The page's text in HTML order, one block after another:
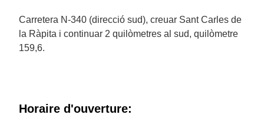
Carretera N-340 (direcció sud), creuar Sant Carles de
la Ràpita i continuar 2 quilòmetres al sud, quilòmetre
159,6.
Horaire d'ouverture: